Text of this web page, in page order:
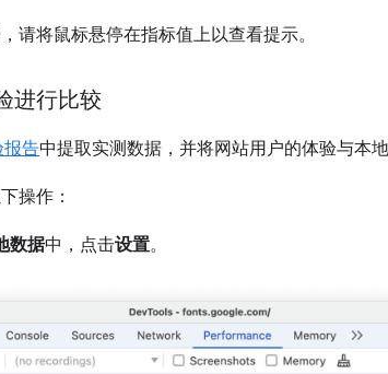
请将鼠标悬停在指标值上以查看提示。
进行比较
告中提取实测数据，并将网站用户的体验与本
操作：
数据中，点击设置。